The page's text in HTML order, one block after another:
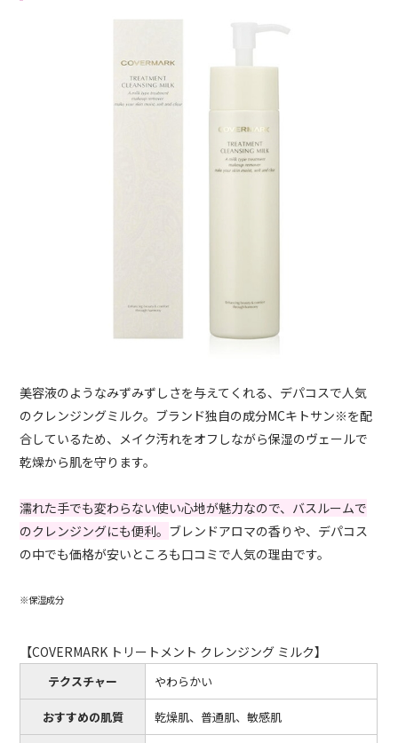
美容液のようなみずみずしさを与えてくれる、デパコスで人気
のクレンジングミルク。ブランド独自の成分MCキトサン※を配
合しているため、メイク汚れをオフしながら保湿のヴェールで
乾燥から肌を守ります。
濡れた手でも変わらない使い心地が魅力なので、バスルームで
のクレンジングにも便利。 ブレンドアロマの香りや、デパコス
の中でも価格が安いところも口コミで人気の理由です。
※保湿成分
【COVERMARK トリートメント クレンジング ミルク】
テクスチャー やわらかい
おすすめの肌質 乾燥肌、普通肌、敏感肌